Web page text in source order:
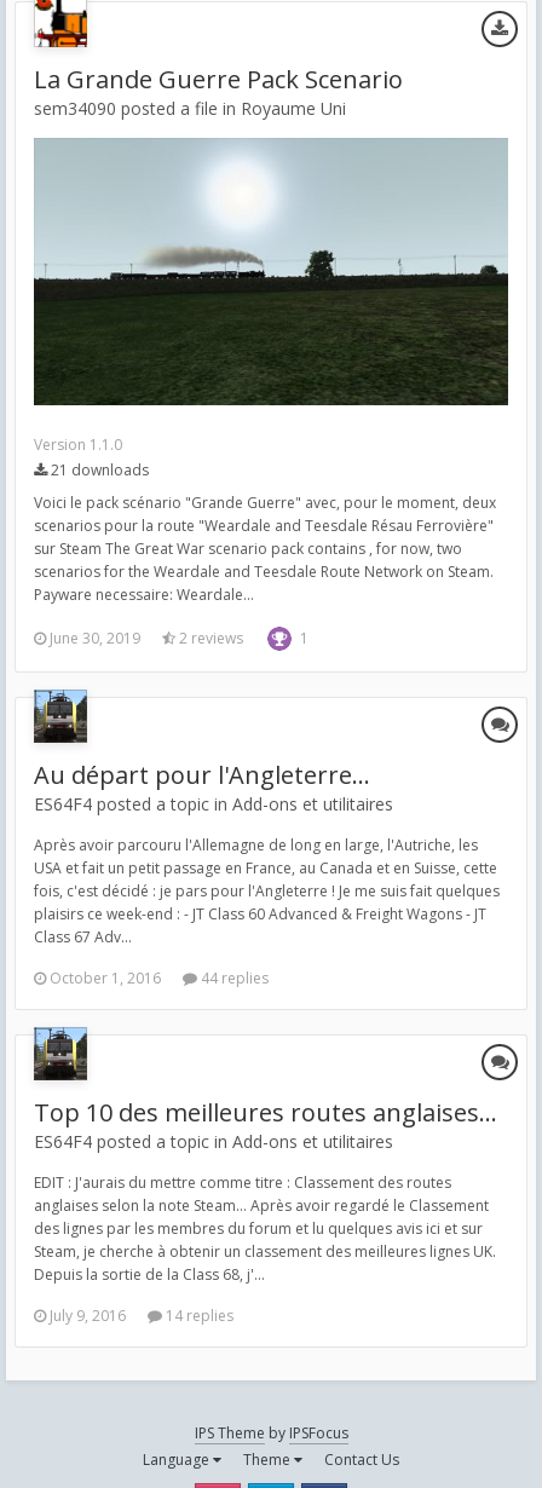
La Grande Guerre Pack Scenario
sem34090 posted a file in Royaume Uni
Version 1.1.0
21 downloads
Voici le pack scénario "Grande Guerre" avec, pour le moment, deux
scenarios pour la route "Weardale and Teesdale Résau Ferrovière"
sur Steam The Great War scenario pack contains , for now, two
scenarios for the Weardale and Teesdale Route Network on Steam.
Payware necessaire: Weardale...
June 30, 2019 2 reviews 1
Au départ pour l'Angleterre...
ES64F4 posted a topic in Add-ons et utilitaires
Après avoir parcouru l'Allemagne de long en large, l'Autriche, les
USA et fait un petit passage en France, au Canada et en Suisse, cette
fois, c'est décidé : je pars pour l'Angleterre ! Je me suis fait quelques
plaisirs ce week-end : - JT Class 60 Advanced & Freight Wagons - JT
Class 67 Adv...
October 1, 2016
44 replies
Top 10 des meilleures routes anglaises...
ES64F4 posted a topic in Add-ons et utilitaires
EDIT : J'aurais du mettre comme titre : Classement des routes
anglaises selon la note Steam... Après avoir regardé le Classement
des lignes par les membres du forum et lu quelques avis ici et sur
Steam, je cherche à obtenir un classement des meilleures lignes UK.
Depuis la sortie de la Class 68, j'...
July 9, 2016
14 replies
IPS Theme by IPSFocus
Language
Theme Contact Us